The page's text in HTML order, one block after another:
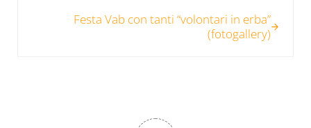
Festa Vab con tanti “volontari in erba”
(fotogallery)